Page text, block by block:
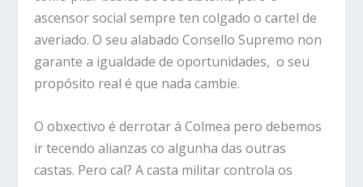
ascensor social sempre ten colgado o cartel de
averiado. O seu alabado Consello Supremo non
garante a igualdade de oportunidades, o seu
propósito real é que nada cambie.
O obxectivo é derrotar á Colmea pero debemos
ir tecendo alianzas co algunha das outras
castas. Pero cal? A casta militar controla os